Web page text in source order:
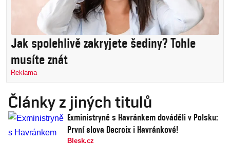
Jak spolehlivě zakryjete šediny? Tohle
musíte znát
Reklama
Články z jiných titulů
Exministryně s Havránkem dováděli v Polsku:
První slova Decroix i Havránkové!
Blesk.cz